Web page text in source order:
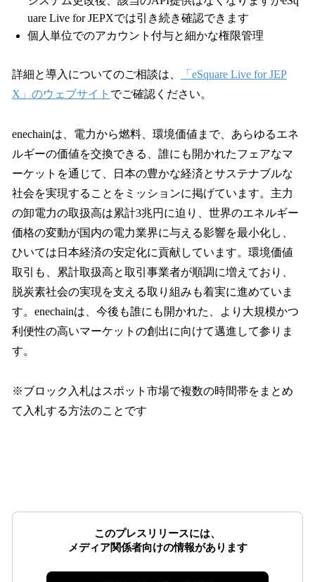
uare Live for JEPXでは引き続き確認できます
個人単位でのアカウント付与と細かな権限管理
詳細と導入についてのご相談は、
「eSquare Live for JEP
X」のウェブサイト でご確認ください。
enechainは、電力から燃料、環境価値まで、あらゆるエネ
ルギーの価値を交換できる、誰にも開かれたフェアなマ
ーケットを通じて、日本の豊かな経済とサステナブルな
社会を実現することをミッションに掲げています。主力
の卸電力の取扱高は累計3兆円に迫り、世界のエネルギー
価格の変動が国内の電力業界に与える影響を最小化し、
ひいては日本経済の安定化に貢献しています。環境価値
取引も、累計取扱高と取引事業者が順調に増えており、
脱炭素社会の実現を支える取り組みも着実に進めていま
す。enechainは、今後も誰にも開かれた、より大規模かつ
利便性の高いマーケットの創出に向けて邁進して参りま
す。
※ブロック入札はスポット市場で複数の時間帯をまとめ
て入札する方法のことです
このプレスリリースには、
メディア関係者向けの情報があります